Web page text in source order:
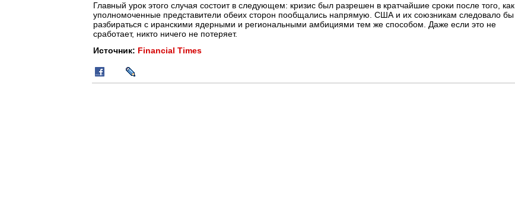
Главный урок этого случая состоит в следующем: кризис был разрешен в кратчайшие сроки после того, как
уполномоченные представители обеих сторон пообщались напрямую. США и их союзникам следовало бы
разбираться с иранскими ядерными и региональными амбициями тем же способом. Даже если это не
сработает, никто ничего не потеряет.
Источник: Financial Times